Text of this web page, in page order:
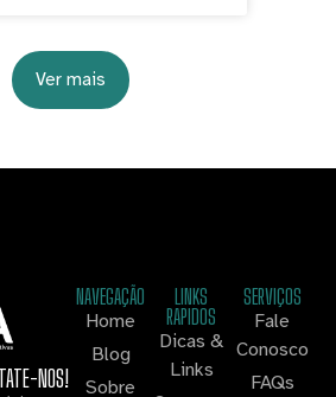
Ver mais
NOS!
NAVEGAÇÃO
Home
Blog
Sobre
LINKS
RAPIDOS
Dicas &
Links
SERVIÇOS
Fale
Conosco
FAQs